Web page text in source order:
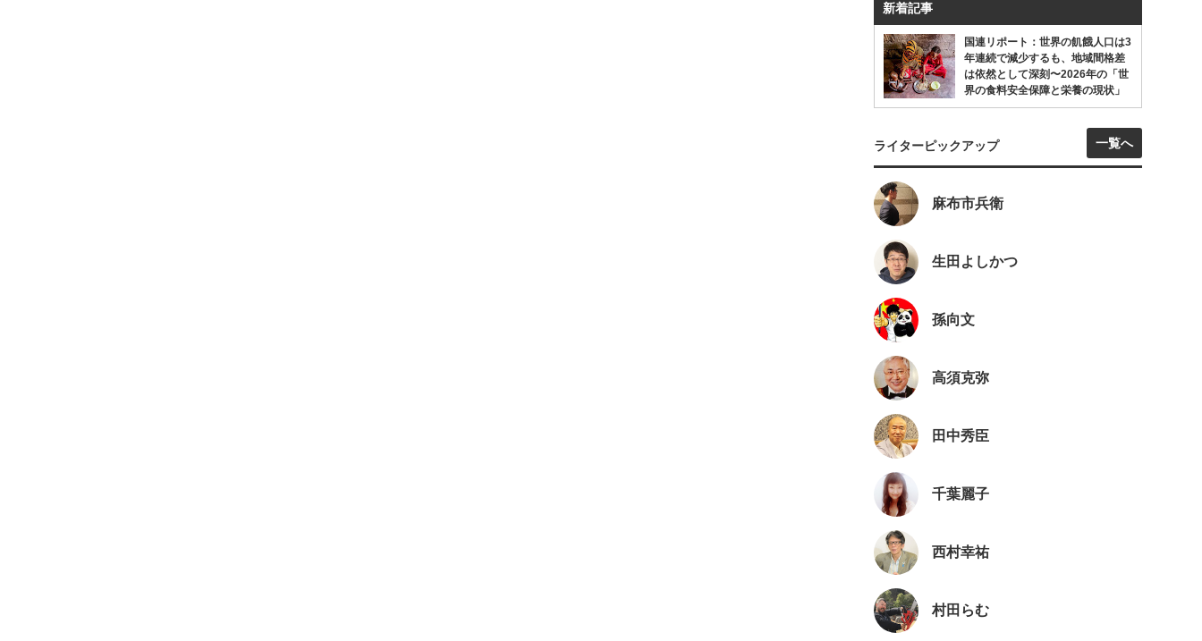
新着記事
国連リポート：世界の飢餓人口は3
年連続で減少するも、地域間格差
は依然として深刻〜2026年の「世
界の食料安全保障と栄養の現状」
ライターピックアップ 一覧へ
麻布市兵衛
生田よしかつ
孫向文
高須克弥
田中秀臣
千葉麗子
西村幸祐
村田らむ